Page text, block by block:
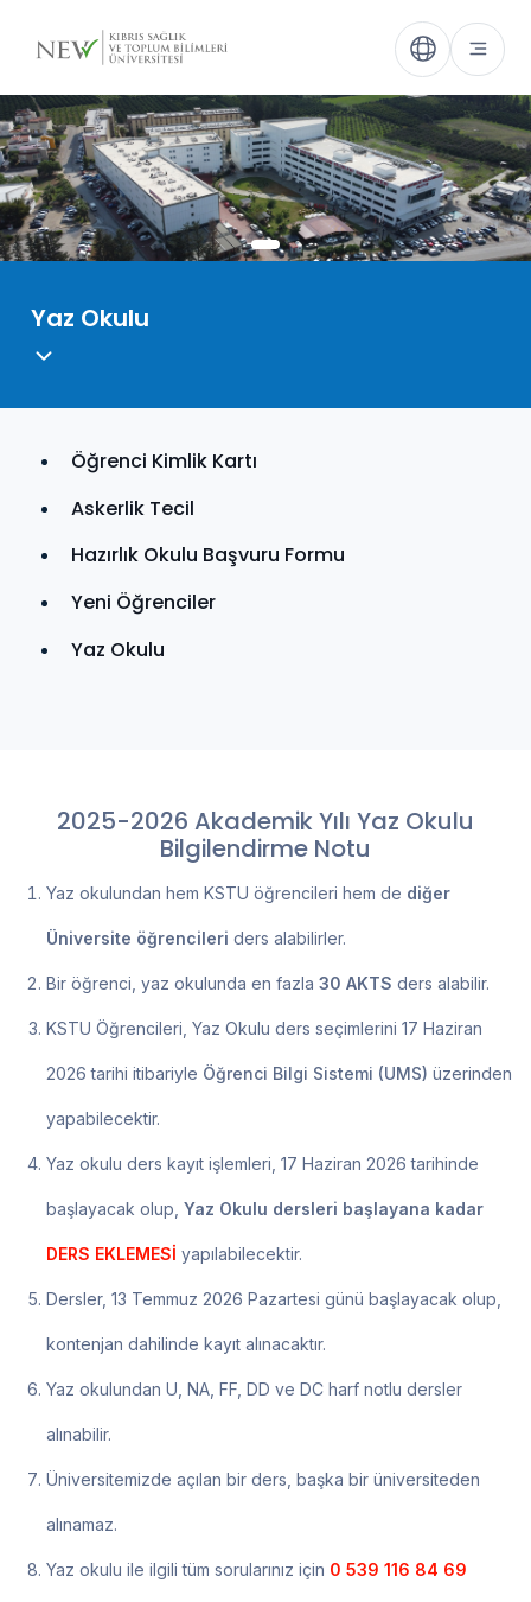
Yaz Okulu
Öğrenci Kimlik Kartı
Askerlik Tecil
Hazırlık Okulu Başvuru Formu
Yeni Öğrenciler
Yaz Okulu
2025-2026 Akademik Yılı Yaz Okulu
Bilgilendirme Notu
Yaz okulundan hem KSTU öğrencileri hem de diğer
Üniversite öğrencileri ders alabilirler.
Bir öğrenci, yaz okulunda en fazla 30 AKTS ders alabilir.
KSTU Öğrencileri, Yaz Okulu ders seçimlerini 17 Haziran
2026 tarihi itibariyle Öğrenci Bilgi Sistemi (UMS) üzerinden
yapabilecektir.
Yaz okulu ders kayıt işlemleri, 17 Haziran 2026 tarihinde
başlayacak olup, Yaz Okulu dersleri başlayana kadar
DERS EKLEMESİ yapılabilecektir.
Dersler, 13 Temmuz 2026 Pazartesi günü başlayacak olup,
kontenjan dahilinde kayıt alınacaktır.
Yaz okulundan U, NA, FF, DD ve DC harf notlu dersler
alınabilir.
Üniversitemizde açılan bir ders, başka bir üniversiteden
alınamaz.
Yaz okulu ile ilgili tüm sorularınız için 0 539 116 84 69